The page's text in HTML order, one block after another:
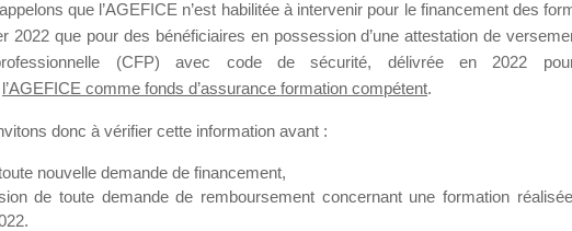
maximum
de quatre (4) mois
effective de fin de réalisation de
rectificatif
en cas de documents initiaux
refusées.
9 Lorsque le dossier
adresse une
les pièces
infructueuses,
des dossiers et
que l’AGEFICE n’est habilitée à intervenir pour le financement des
2022 que pour des bénéficiaires en possession d’une attestation de
(CFP) avec code de sécurité, délivrée en 2022
l’AGEFICE comme fonds d’assurance formation compétent.
donc à vérifier cette information avant :
nouvelle demande de financement,
de toute demande de remboursement concernant une formation